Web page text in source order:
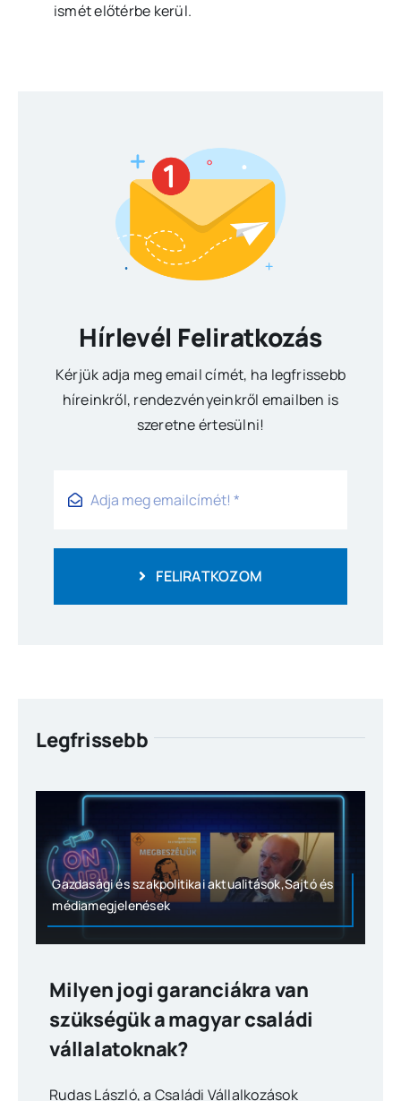
ismét előtérbe kerül.
Hírlevél Feliratkozás
Kérjük adja meg email címét, ha legfrissebb
híreinkről, rendezvényeinkről emailben is
szeretne értesülni!
FELIRATKOZOM
Legfrissebb
Gazdasági és szakpolitikai aktualitások,Sajtó és
médiamegjelenések
Milyen jogi garanciákra van
szükségük a magyar családi
vállalatoknak?
Rudas László, a Családi Vállalkozások